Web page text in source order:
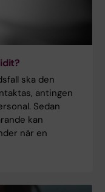
ska den
antingen
Sedan
kan
när en